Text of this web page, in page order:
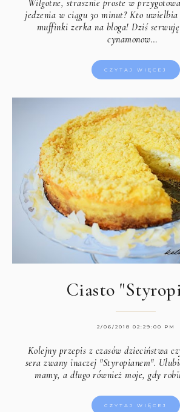
Wilgotne, strasznie proste w
jedzenia w ciągu 30 minut? Kto uwielbia
muffinki zerka na bloga! Dziś
cynamonow…
CZYTAJ WIĘCEJ
Ciasto
2/06/2018 02:29:00 PM
Kolejny przepis z czasów dzieciństwa
sera zwany inaczej "Styropianem".
mamy, a długo również moje, gdy
CZYTAJ WIĘCEJ